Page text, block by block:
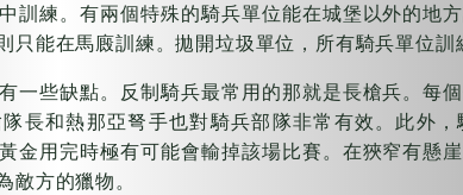
訓練。有兩個特殊的騎兵單位能在城堡以外的地
只能在馬廄訓練。拋開垃圾單位，所有騎兵單位訓
一些缺點。反制騎兵最常用的那就是長槍兵。每
長和熱那亞弩手也對騎兵部隊非常有效。此外
金用完時極有可能會輸掉該場比賽。在狹窄有懸
敵方的獵物。